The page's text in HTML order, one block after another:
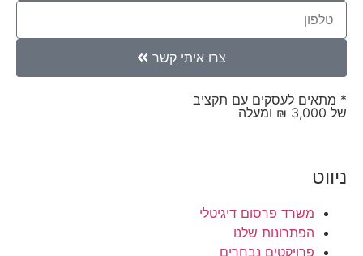
צרו איתי קשר
* מתאים לעסקים עם תקציב
של 3,000 ₪ ומעלה
ניווט
משרד פרסום דיגיטלי
הפתרונות שלנו
פרויקטים נבחרים